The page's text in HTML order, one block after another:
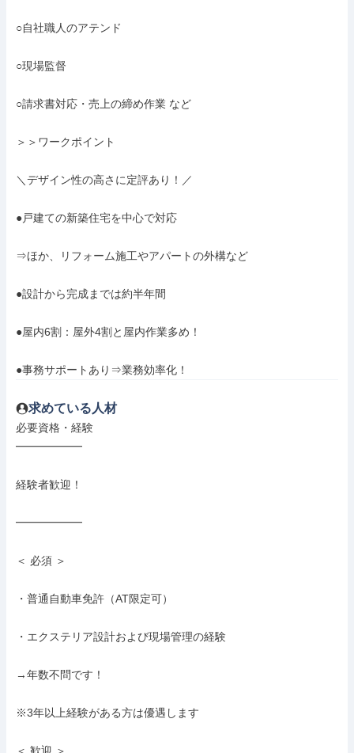
○自社職人のアテンド
○現場監督
○請求書対応・売上の締め作業 など
＞＞ワークポイント
＼デザイン性の高さに定評あり！／
●戸建ての新築住宅を中心で対応
⇒ほか、リフォーム施工やアパートの外構など
●設計から完成までは約半年間
●屋内6割：屋外4割と屋内作業多め！
●事務サポートあり⇒業務効率化！
求めている人材
必要資格・経験
━━━━━━
経験者歓迎！
━━━━━━
＜ 必須 ＞
・普通自動車免許（AT限定可）
・エクステリア設計および現場管理の経験
→年数不問です！
※3年以上経験がある方は優遇します